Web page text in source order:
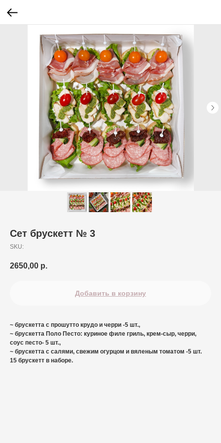
Сет брускетт № 3
SKU:
2650,00 р.
Добавить в корзину
~ брускетта с прошутто крудо и черри -5 шт.,
~ брускетта Поло Песто: куриное филе гриль, крем-сыр, черри,
соус песто- 5 шт.,
~ брускетта с салями, свежим огурцом и вяленым томатом -5 шт.
15 брускетт в наборе.